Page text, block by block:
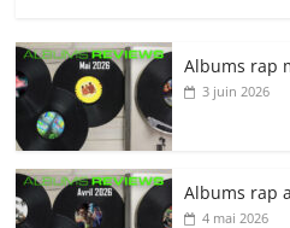
Albums rap
3 juin 2026
Albums rap
4 mai 2026